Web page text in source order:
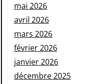
mai 2026
avril 2026
mars 2026
février 2026
janvier 2026
décembre 2025